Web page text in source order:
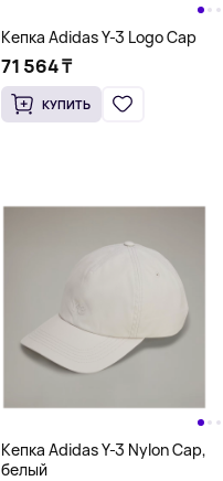
Кепка Adidas Y-3 Logo Cap
71 564 ₸
КУПИТЬ
Кепка Adidas Y-3 Nylon Cap,
белый